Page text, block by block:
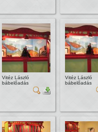
Vitéz László
bábelőadás
Vitéz László
bábelőadás